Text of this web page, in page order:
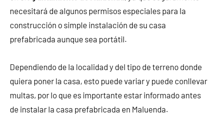
necesitará de algunos permisos especiales para la
construcción o simple instalación de su casa
prefabricada aunque sea portátil.
Dependiendo de la localidad y del tipo de terreno donde
quiera poner la casa, esto puede variar y puede conllevar
multas, por lo que es importante estar informado antes
de instalar la casa prefabricada en Maluenda.